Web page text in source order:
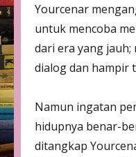
Yourcenar
untuk mencoba
dari era yang
dialog dan hampir
Namun ingatan
hidupnya benar-
ditangkap